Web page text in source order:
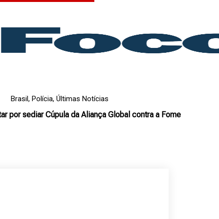
Brasil, Polícia, Últimas Notícias
por sediar Cúpula da Aliança Global contra a Fome